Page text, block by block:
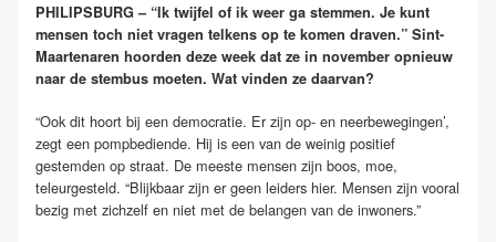
PHILIPSBURG – “Ik twijfel of ik weer ga stemmen. Je kunt
mensen toch niet vragen telkens op te komen draven.” Sint-
Maartenaren hoorden deze week dat ze in november opnieuw
naar de stembus moeten. Wat vinden ze daarvan?
“Ook dit hoort bij een democratie. Er zijn op- en neerbewegingen’,
zegt een pompbediende. Hij is een van de weinig positief
gestemden op straat. De meeste mensen zijn boos, moe,
teleurgesteld. “Blijkbaar zijn er geen leiders hier. Mensen zijn vooral
bezig met zichzelf en niet met de belangen van de inwoners.”